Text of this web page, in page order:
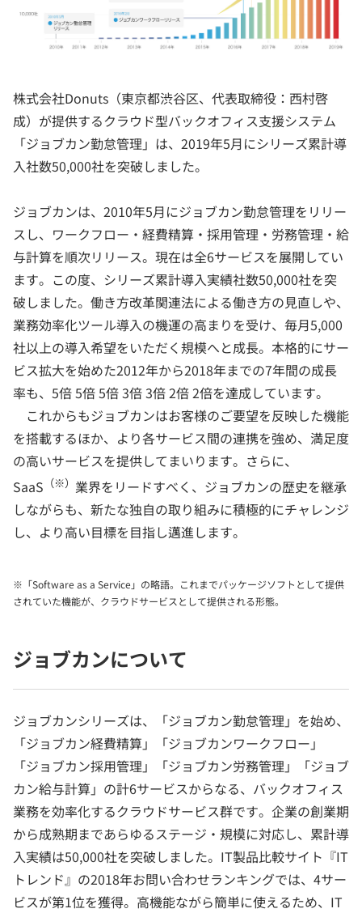
株式会社Donuts（東京都渋谷区、代表取締役：西村啓
成）が提供するクラウド型バックオフィス支援システム
「ジョブカン勤怠管理」は、2019年5月にシリーズ累計導
入社数50,000社を突破しました。
ジョブカンは、2010年5月にジョブカン勤怠管理をリリー
スし、ワークフロー・経費精算・採用管理・労務管理・給
与計算を順次リリース。現在は全6サービスを展開してい
ます。この度、シリーズ累計導入実績社数50,000社を突
破しました。働き方改革関連法による働き方の見直しや、
業務効率化ツール導入の機運の高まりを受け、毎月5,000
社以上の導入希望をいただく規模へと成長。本格的にサー
ビス拡大を始めた2012年から2018年までの7年間の成長
率も、5倍 5倍 5倍 3倍 3倍 2倍 2倍を達成しています。
これからもジョブカンはお客様のご要望を反映した機能
を搭載するほか、より各サービス間の連携を強め、満足度
の高いサービスを提供してまいります。さらに、
SaaS （※） 業界をリードすべく、ジョブカンの歴史を継承
しながらも、新たな独自の取り組みに積極的にチャレンジ
し、より高い目標を目指し邁進します。
※「Software as a Service」の略語。これまでパッケージソフトとして提供
されていた機能が、クラウドサービスとして提供される形態。
ジョブカンについて
ジョブカンシリーズは、「ジョブカン勤怠管理」を始め、
「ジョブカン経費精算」「ジョブカンワークフロー」
「ジョブカン採用管理」「ジョブカン労務管理」「ジョブ
カン給与計算」の計6サービスからなる、バックオフィス
業務を効率化するクラウドサービス群です。企業の創業期
から成熟期まであらゆるステージ・規模に対応し、累計導
入実績は50,000社を突破しました。IT製品比較サイト『IT
トレンド』の2018年お問い合わせランキングでは、4サー
ビスが第1位を獲得。高機能ながら簡単に使えるため、IT